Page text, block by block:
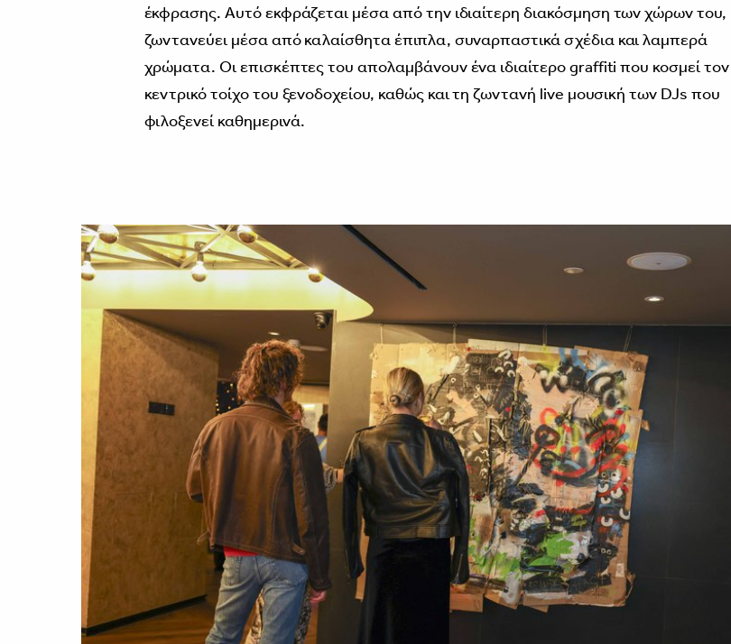
έκφρασης. Αυτό εκφράζεται μέσα από την ιδιαίτερη διακόσμηση των χώρων του,
ζωντανεύει μέσα από καλαίσθητα έπιπλα, συναρπαστικά σχέδια και λαμπερά
χρώματα. Οι επισκέπτες του απολαμβάνουν ένα ιδιαίτερο graffiti που κοσμεί τον
κεντρικό τοίχο του ξενοδοχείου, καθώς και τη ζωντανή live μουσική των DJs που
φιλοξενεί καθημερινά.